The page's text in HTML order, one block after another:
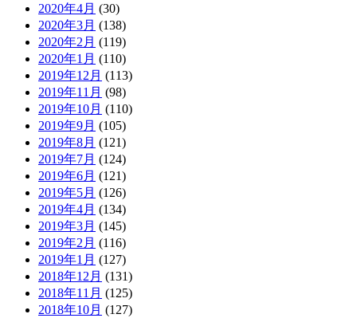
2020年4月 (30)
2020年3月 (138)
2020年2月 (119)
2020年1月 (110)
2019年12月 (113)
2019年11月 (98)
2019年10月 (110)
2019年9月 (105)
2019年8月 (121)
2019年7月 (124)
2019年6月 (121)
2019年5月 (126)
2019年4月 (134)
2019年3月 (145)
2019年2月 (116)
2019年1月 (127)
2018年12月 (131)
2018年11月 (125)
2018年10月 (127)